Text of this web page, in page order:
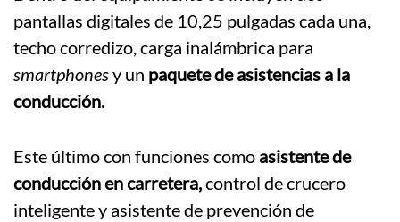
pantallas digitales de 10,25 pulgadas cada una,
techo corredizo, carga inalámbrica para
smartphonesy un paquete de asistencias a la
conducción.
Este último con funciones como asistente de
conducción en carretera,control de crucero
inteligente y asistente de prevención de